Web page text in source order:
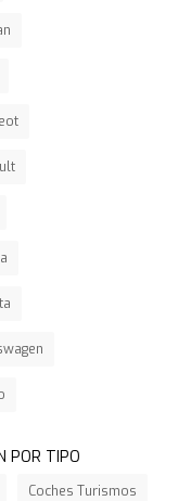
POR TIPO
Coches Turismos